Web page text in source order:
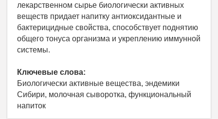
лекарственном сырье биологически активных
веществ придает напитку антиоксидантные и
бактерицидные свойства, способствует поднятию
общего тонуса организма и укреплению иммунной
системы.
Ключевые слова:
Биологически активные вещества, эндемики
Сибири, молочная сыворотка, функциональный
напиток